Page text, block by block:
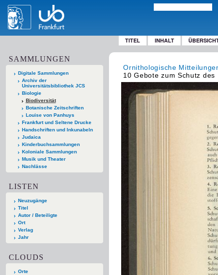
TITEL INHALT
SAMMLUNGEN
Digitale Sammlungen
Archiv der
Universitätsbibliothek JCS
Biologie
Biodiversität
Botanische Zeitschriften
Louise von Panhuys
Frankfurt und Seltene Drucke
Handschriften und Inkunabeln
Judaica
Kinderbuchsammlungen
Koloniale Sammlungen
Musik und Theater
Nachlässe
LISTEN
Neuzugänge
Titel
Autor / Beteiligte
Ort
Verlag
Jahr
CLOUDS
Orte
Ornithologische
10 Gebote zum Schutz des